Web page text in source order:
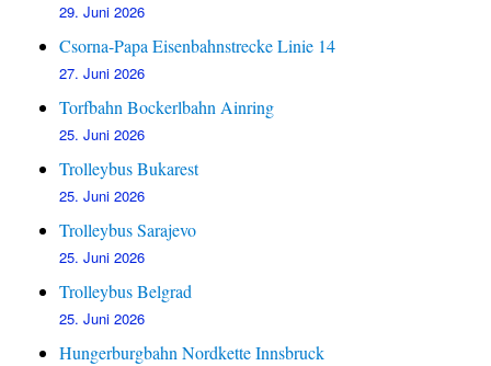
29. Juni 2026
Csorna-Papa Eisenbahnstrecke Linie 14
27. Juni 2026
Torfbahn Bockerlbahn Ainring
25. Juni 2026
Trolleybus Bukarest
25. Juni 2026
Trolleybus Sarajevo
25. Juni 2026
Trolleybus Belgrad
25. Juni 2026
Hungerburgbahn Nordkette Innsbruck